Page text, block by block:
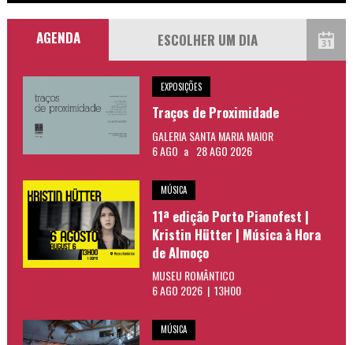
AGENDA
EXPOSIÇÕES
Traços de Proximidade
GALERIA SANTA MARIA MAIOR
6 AGO a 28 AGO 2026
MÚSICA
11ª edição Porto Pianofest |
Kristin Hütter | Música à Hora
de Almoço
MUSEU ROMÂNTICO
6 AGO 2026 | 13H00
MÚSICA